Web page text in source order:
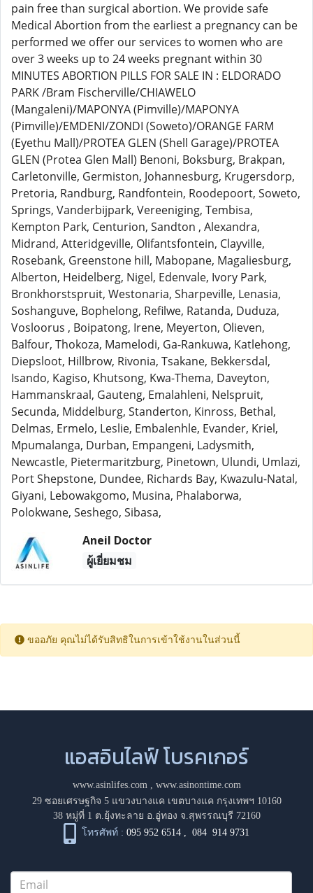
pain free than surgical abortion. We provide safe
Medical Abortion from the earliest a pregnancy can be
performed we offer our services to women who are
over 3 weeks up to 24 weeks pregnant within 30
MINUTES ABORTION PILLS FOR SALE IN : ELDORADO
PARK /Bram Fischerville/CHIAWELO
(Mangaleni)/MAPONYA (Pimville)/MAPONYA
(Pimville)/EMDENI/ZONDI (Soweto)/ORANGE FARM
(Eyethu Mall)/PROTEA GLEN (Shell Garage)/PROTEA
GLEN (Protea Glen Mall) Benoni, Boksburg, Brakpan,
Carletonville, Germiston, Johannesburg, Krugersdorp,
Pretoria, Randburg, Randfontein, Roodepoort, Soweto,
Springs, Vanderbijpark, Vereeniging, Tembisa,
Kempton Park, Centurion, Sandton , Alexandra,
Midrand, Atteridgeville, Olifantsfontein, Clayville,
Rosebank, Greenstone hill, Mabopane, Magaliesburg,
Alberton, Heidelberg, Nigel, Edenvale, Ivory Park,
Bronkhorstspruit, Westonaria, Sharpeville, Lenasia,
Soshanguve, Bophelong, Refilwe, Ratanda, Duduza,
Vosloorus , Boipatong, Irene, Meyerton, Olieven,
Balfour, Thokoza, Mamelodi, Ga-Rankuwa, Katlehong,
Diepsloot, Hillbrow, Rivonia, Tsakane, Bekkersdal,
Isando, Kagiso, Khutsong, Kwa-Thema, Daveyton,
Hammanskraal, Gauteng, Emalahleni, Nelspruit,
Secunda, Middelburg, Standerton, Kinross, Bethal,
Delmas, Ermelo, Leslie, Embalenhle, Evander, Kriel,
Mpumalanga, Durban, Empangeni, Ladysmith,
Newcastle, Pietermaritzburg, Pinetown, Ulundi, Umlazi,
Port Shepstone, Dundee, Richards Bay, Kwazulu-Natal,
Giyani, Lebowakgomo, Musina, Phalaborwa,
Polokwane, Seshego, Sibasa,
Aneil Doctor
ผู้เยี่ยมชม
ขออภัย คุณไม่ได้รับสิทธิในการเข้าใช้งานในส่วนนี้
แอสอินไลฟ์ โบรคเกอร์
www.asinlifes.com, www.asinontime.com
29 ซอยเศรษฐกิจ 5 แขวงบางแค เขตบางแค กรุงเทพฯ 10160
38 หมู่ที่ 1 ต.ยุ้งทะลาย อ.อู่ทอง จ.สุพรรณบุรี 72160
โทรศัพท์ : 095 952 6514 ,084 914 9731